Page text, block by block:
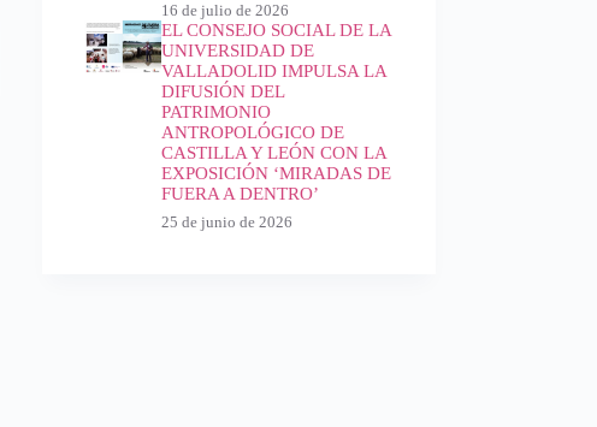
16 de julio de 2026
EL CONSEJO SOCIAL DE LA
UNIVERSIDAD DE
VALLADOLID IMPULSA LA
DIFUSIÓN DEL
PATRIMONIO
ANTROPOLÓGICO DE
CASTILLA Y LEÓN CON LA
EXPOSICIÓN ‘MIRADAS DE
FUERA A DENTRO’
25 de junio de 2026